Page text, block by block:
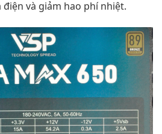
và giảm hao phí nhiệt.